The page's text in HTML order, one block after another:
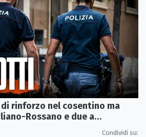
rinforzo nel cosentino ma
Rossano e due a
Condividi su: